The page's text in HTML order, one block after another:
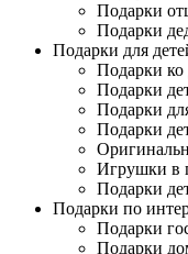
Подарки
Подарки
Подарки для
Подарки
Подарки
Подарки
Подарки
Игрушки в
Подарки
Подарки по
Подарки
Подарки